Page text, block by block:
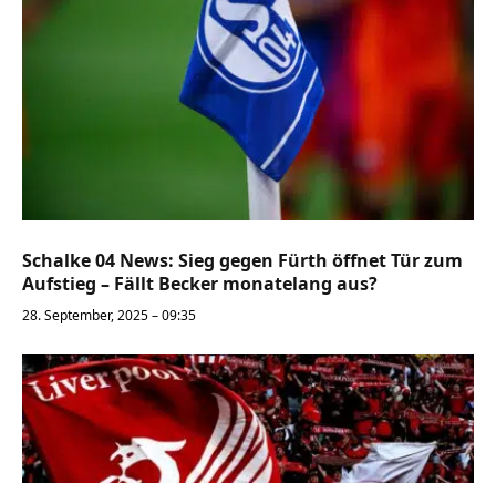
Schalke 04 News: Sieg gegen Fürth öffnet Tür zum
Aufstieg – Fällt Becker monatelang aus?
28. September, 2025 – 09:35